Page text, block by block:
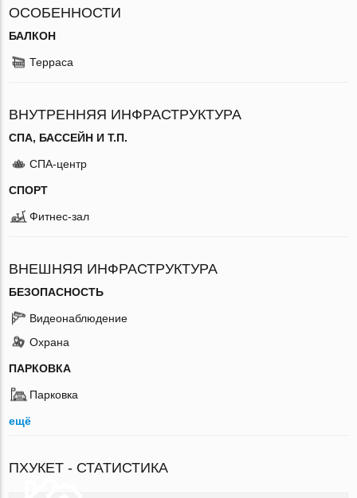
ОСОБЕННОСТИ
БАЛКОН
Терраса
ВНУТРЕННЯЯ ИНФРАСТРУКТУРА
СПА, БАССЕЙН И Т.П.
СПА-центр
СПОРТ
Фитнес-зал
ВНЕШНЯЯ ИНФРАСТРУКТУРА
БЕЗОПАСНОСТЬ
Видеонаблюдение
Охрана
ПАРКОВКА
Парковка
ещё
ПХУКЕТ - СТАТИСТИКА